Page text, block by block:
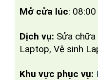
Mở cửa lúc:
Dịch vụ: Sửa
Laptop, Vệ sinh
Khu vực phục vụ: